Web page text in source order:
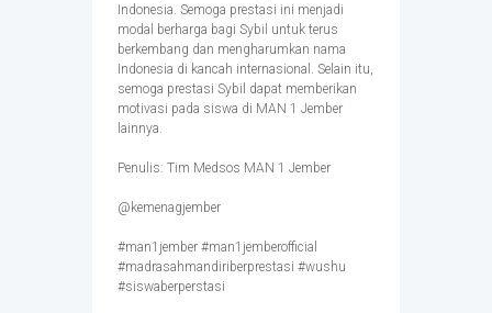
Indonesia. Semoga prestasi ini menjadi
modal berharga bagi Sybil untuk terus
berkembang dan mengharumkan nama
Indonesia di kancah internasional. Selain itu,
semoga prestasi Sybil dapat memberikan
motivasi pada siswa di MAN 1 Jember
lainnya.
Penulis: Tim Medsos MAN 1 Jember
@kemenagjember
#man1jember #man1jemberofficial
#madrasahmandiriberprestasi #wushu
#siswaberperstasi